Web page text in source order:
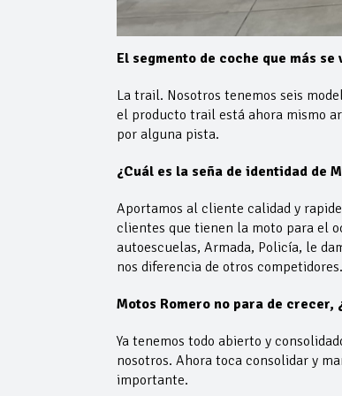
El segmento de coche que más
La trail. Nosotros tenemos seis
el producto trail está ahora mismo
por alguna pista.
¿Cuál es la seña de identidad de
Aportamos al cliente calidad y
clientes que tienen la moto para el
autoescuelas, Armada, Policía, le
nos diferencia de otros competidores.
Motos Romero no para de crecer,
Ya tenemos todo abierto y
nosotros. Ahora toca consolidar y
importante.